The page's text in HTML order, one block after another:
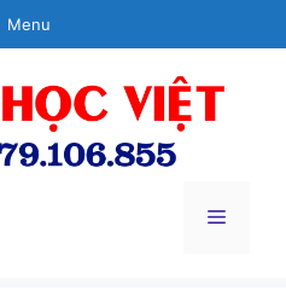
Menu
Menu